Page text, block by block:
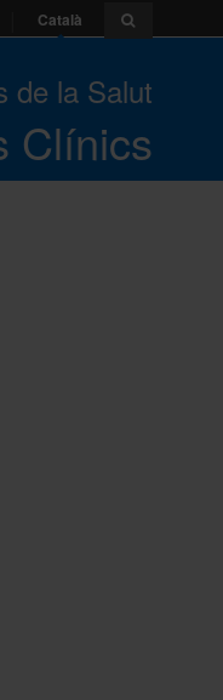
Català
de la Salut
Clínics